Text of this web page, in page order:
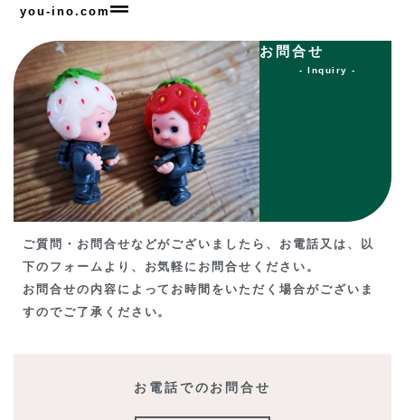
you-ino.com
お問合せ
- Inquiry -
ご質問・お問合せなどがございましたら、お電話又は、以
下のフォームより、お気軽にお問合せください。
お問合せの内容によってお時間をいただく場合がございま
すのでご了承ください。
お電話でのお問合せ